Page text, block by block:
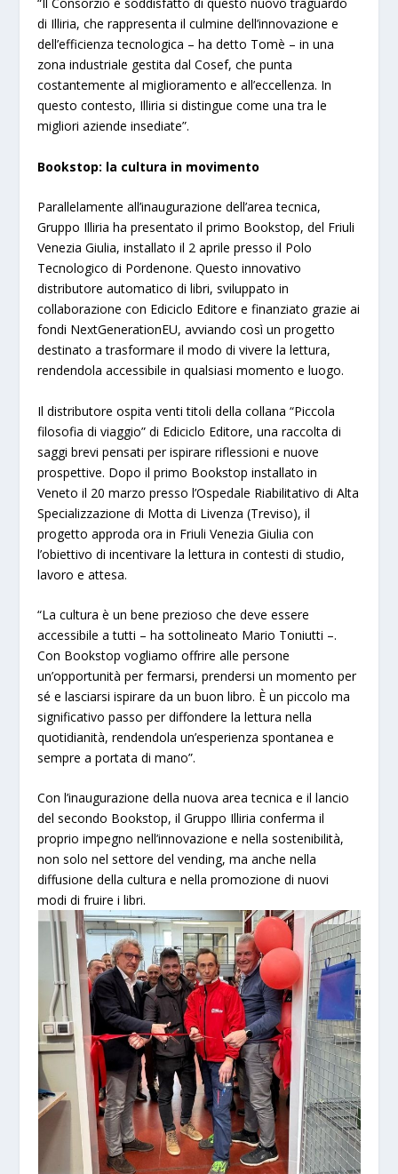
“Il Consorzio è soddisfatto di questo nuovo traguardo
di Illiria, che rappresenta il culmine dell’innovazione e
dell’efficienza tecnologica – ha detto Tomè – in una
zona industriale gestita dal Cosef, che punta
costantemente al miglioramento e all’eccellenza. In
questo contesto, Illiria si distingue come una tra le
migliori aziende insediate”.
Bookstop: la cultura in movimento
Parallelamente all’inaugurazione dell’area tecnica,
Gruppo Illiria ha presentato il primo Bookstop, del Friuli
Venezia Giulia, installato il 2 aprile presso il Polo
Tecnologico di Pordenone. Questo innovativo
distributore automatico di libri, sviluppato in
collaborazione con Ediciclo Editore e finanziato grazie ai
fondi NextGenerationEU, avviando così un progetto
destinato a trasformare il modo di vivere la lettura,
rendendola accessibile in qualsiasi momento e luogo.
Il distributore ospita venti titoli della collana “Piccola
filosofia di viaggio” di Ediciclo Editore, una raccolta di
saggi brevi pensati per ispirare riflessioni e nuove
prospettive. Dopo il primo Bookstop installato in
Veneto il 20 marzo presso l’Ospedale Riabilitativo di Alta
Specializzazione di Motta di Livenza (Treviso), il
progetto approda ora in Friuli Venezia Giulia con
l’obiettivo di incentivare la lettura in contesti di studio,
lavoro e attesa.
“La cultura è un bene prezioso che deve essere
accessibile a tutti – ha sottolineato Mario Toniutti –.
Con Bookstop vogliamo offrire alle persone
un’opportunità per fermarsi, prendersi un momento per
sé e lasciarsi ispirare da un buon libro. È un piccolo ma
significativo passo per diffondere la lettura nella
quotidianità, rendendola un’esperienza spontanea e
sempre a portata di mano”.
Con l’inaugurazione della nuova area tecnica e il lancio
del secondo Bookstop, il Gruppo Illiria conferma il
proprio impegno nell’innovazione e nella sostenibilità,
non solo nel settore del vending, ma anche nella
diffusione della cultura e nella promozione di nuovi
modi di fruire i libri.